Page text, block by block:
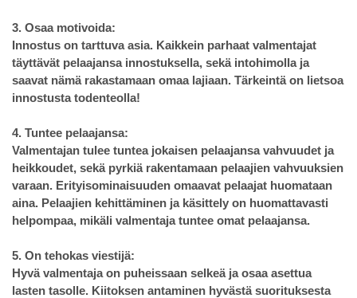
3. Osaa motivoida:
Innostus on tarttuva asia. Kaikkein parhaat valmentajat
täyttävät pelaajansa innostuksella, sekä intohimolla ja
saavat nämä rakastamaan omaa lajiaan. Tärkeintä on lietsoa
innostusta todenteolla!
4. Tuntee pelaajansa:
Valmentajan tulee tuntea jokaisen pelaajansa vahvuudet ja
heikkoudet, sekä pyrkiä rakentamaan pelaajien vahvuuksien
varaan. Erityisominaisuuden omaavat pelaajat huomataan
aina. Pelaajien kehittäminen ja käsittely on huomattavasti
helpompaa, mikäli valmentaja tuntee omat pelaajansa.
5. On tehokas viestijä:
Hyvä valmentaja on puheissaan selkeä ja osaa asettua
lasten tasolle. Kiitoksen antaminen hyvästä suorituksesta